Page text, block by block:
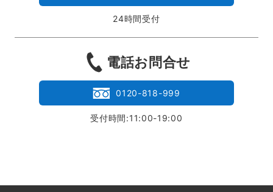
24時間受付
電話お問合せ
0120-818-999
受付時間:11:00-19:00